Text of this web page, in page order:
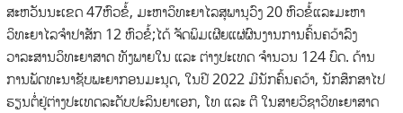
ສະຫວັນນະເຂດ 47ຫົວຂໍ້, ມະຫາວິທະຍາໄລສຸພານຸວົງ 20 ຫົວຂໍ້ແລະມະຫາ
ວິທະຍາໄລຈໍາປາສັກ 12 ຫົວຂໍ້;ໄດ້ ຈັດພິມເຜີຍແຜ່ຜົນງານການຄົ້ນຄວ້າລົງ
ວາລະສານວິທະຍາສາດ ທັງພາຍໃນ ແລະ ຕ່າງປະເທດ ຈໍານວນ 124 ບົດ. ດ້ານ
ການພັດທະນາຊັບພະຍາກອນມະນຸດ, ໃນປີ 2022 ມີນັກຄົ້ນຄວ້າ, ນັກສຶກສາໄປ
ຮຽນຕໍ່ຢູ່ຕ່າງປະເທດລະດັບປະລິນຍາເອກ, ໂທ ແລະ ຕີ ໃນສາຍວິຊາວິທະຍາສາດ